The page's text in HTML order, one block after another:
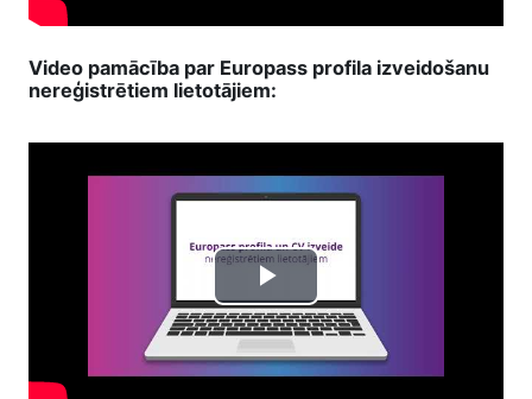
Video pamācība par Europass profila izveidošanu
nereģistrētiem lietotājiem:
Play
Video